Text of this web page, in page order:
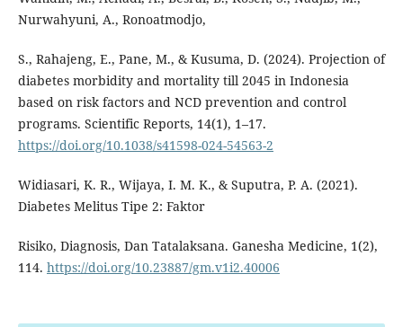
Nurwahyuni, A., Ronoatmodjo,
S., Rahajeng, E., Pane, M., & Kusuma, D. (2024). Projection of
diabetes morbidity and mortality till 2045 in Indonesia
based on risk factors and NCD prevention and control
programs. Scientific Reports, 14(1), 1–17.
https://doi.org/10.1038/s41598-024-54563-2
Widiasari, K. R., Wijaya, I. M. K., & Suputra, P. A. (2021).
Diabetes Melitus Tipe 2: Faktor
Risiko, Diagnosis, Dan Tatalaksana. Ganesha Medicine, 1(2),
114. https://doi.org/10.23887/gm.v1i2.40006